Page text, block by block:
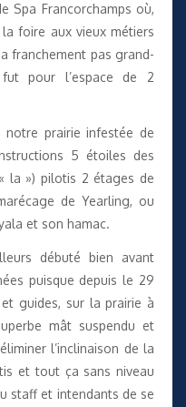
Spa Francorchamps où,
foire aux vieux métiers
franchement pas grand-
pour l’espace de 2
prairie infestée de
5 étoiles des
la ») pilotis 2 étages de
de Yearling, ou
et son hamac.
débuté bien avant
puisque depuis le 29
guides, sur la prairie à
mât suspendu et
l’inclinaison de la
et tout ça sans niveau
staff et intendants de se